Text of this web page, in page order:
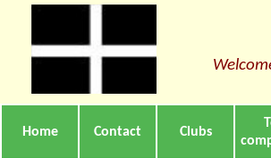
Home Contact Clubs